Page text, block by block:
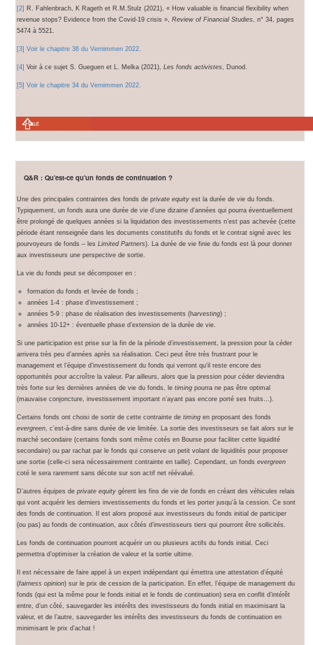
[2] R. Fahlenbrach, K Rageth et R.M.Stulz (2021), « How valuable is financial flexibility when
revenue stops? Evidence from the Covid-19 crisis », Review of Financial Studies , n° 34, pages
5474 à 5521.
[3] Voir le chapitre 36 du Vernimmen 2022.
[4] Voir à ce sujet S. Gueguen et L. Melka (2021), Les fonds activistes , Dunod.
[5] Voir le chapitre 34 du Vernimmen 2022.
Haut
Q&R : Qu'est-ce qu'un fonds de continuation ?
Une des principales contraintes des fonds de private equity est la durée de vie du fonds.
Typiquement, un fonds aura une durée de vie d’une dizaine d’années qui pourra éventuellement
être prolongé de quelques années si la liquidation des investissements n’est pas achevée (cette
période étant renseignée dans les documents constitutifs du fonds et le contrat signé avec les
pourvoyeurs de fonds – les Limited Partners). La durée de vie finie du fonds est là pour donner
aux investisseurs une perspective de sortie.
La vie du fonds peut se décomposer en :
formation du fonds et levée de fonds ;
années 1-4 : phase d’investissement ;
années 5-9 : phase de réalisation des investissements (harvesting) ;
années 10-12+ : éventuelle phase d’extension de la durée de vie.
Si une participation est prise sur la fin de la période d’investissement, la pression pour la céder
arrivera très peu d’années après sa réalisation. Ceci peut être très frustrant pour le
management et l’équipe d’investissement du fonds qui verront qu’il reste encore des
opportunités pour accroître la valeur. Par ailleurs, alors que la pression pour céder deviendra
très forte sur les dernières années de vie du fonds, le timing pourra ne pas être optimal
(mauvaise conjoncture, investissement important n’ayant pas encore porté ses fruits…).
Certains fonds ont choisi de sortir de cette contrainte de timing en proposant des fonds
evergreen , c’est-à-dire sans durée de vie limitée. La sortie des investisseurs se fait alors sur le
marché secondaire (certains fonds sont même cotés en Bourse pour faciliter cette liquidité
secondaire) ou par rachat par le fonds qui conserve un petit volant de liquidités pour proposer
une sortie (celle-ci sera nécessairement contrainte en taille). Cependant, un fonds evergreen
coté le sera rarement sans décote sur son actif net réévalué.
D’autres équipes de private equity gèrent les fins de vie de fonds en créant des véhicules relais
qui vont acquérir les derniers investissements du fonds et les porter jusqu’à la cession. Ce sont
des fonds de continuation. Il est alors proposé aux investisseurs du fonds initial de participer
(ou pas) au fonds de continuation, aux côtés d’investisseurs tiers qui pourront être sollicités.
Les fonds de continuation pourront acquérir un ou plusieurs actifs du fonds initial. Ceci
permettra d’optimiser la création de valeur et la sortie ultime.
Il est nécessaire de faire appel à un expert indépendant qui émettra une attestation d’équité
(fairness opinion) sur le prix de cession de la participation. En effet, l’équipe de management du
fonds (qui est la même pour le fonds initial et le fonds de continuation) sera en conflit d’intérêt
entre, d’un côté, sauvegarder les intérêts des investisseurs du fonds initial en maximisant la
valeur, et de l’autre, sauvegarder les intérêts des investisseurs du fonds de continuation en
minimisant le prix d’achat !